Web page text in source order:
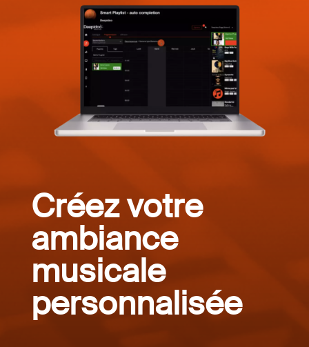
Créez votre
ambiance
musicale
personnalisée